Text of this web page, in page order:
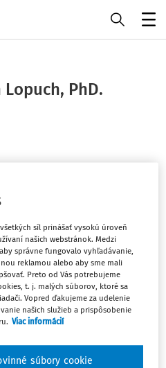
Lopuch, PhD.
1
síl prinášať vysokú úroveň
našich webstránok. Medzi
správne fungovalo vyhľadávanie,
reklamou alebo aby sme mali
Preto od Vás potrebujeme
t. j. malých súborov, ktoré sa
Vopred ďakujeme za udelenie
našich služieb a prispôsobenie
Viac informácií
súbory cookie